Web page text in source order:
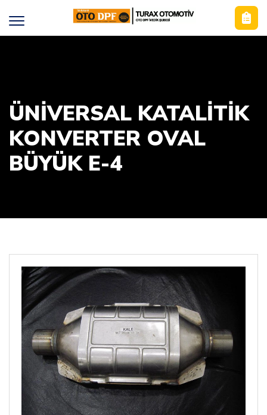
ÜNIVERSAL KATALITIK
KONVERTER OVAL
BÜYÜK E-4